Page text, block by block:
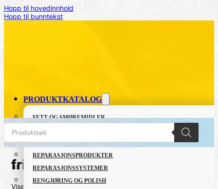
Hopp til hovedinnhold
Hopp til bunntekst
PRODUKTKATALOG
FETT OG SMØREMIDLER
GRUNNING OG LAKK
LIM OG TETTEMASSER
REPARASJONSPRODUKTER
REPARASJONSSYSTEMER
RENGJØRING OG POLISH
Products
search
friskluft
Viser alle 2 resultaterSortert